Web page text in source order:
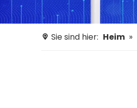
Sie sind hier: Heim »